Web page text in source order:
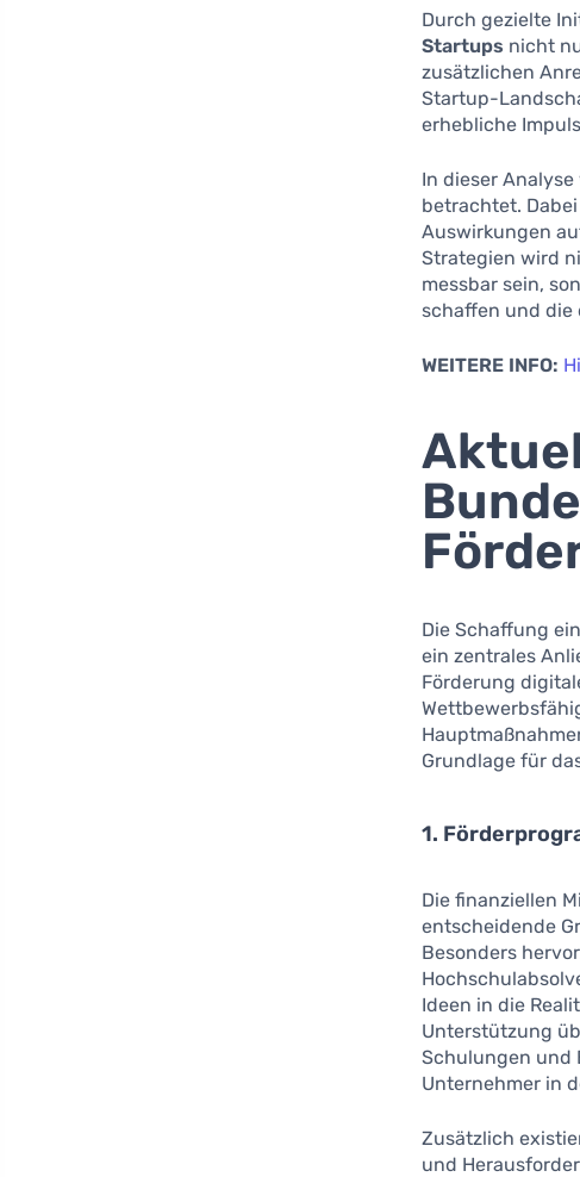
Durch gezielte
Startups nicht
zusätzlichen
Startup-
erhebliche
In dieser
betrachtet.
Auswirkungen
Strategien wird
messbar sein,
schaffen und die
WEITERE INFO:
Die Schaffung
ein zentrales
Förderung
Grundlage für
1.
Die finanziellen
entscheidende
Besonders
Ideen in die
Unterstützung
Schulungen und
Unternehmer in
Zusätzlich
und